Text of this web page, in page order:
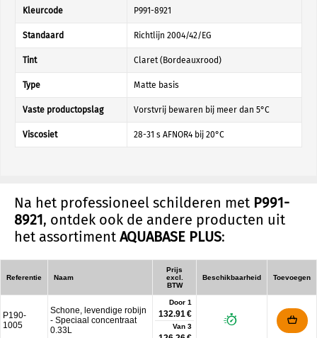
Kleurcode P991-8921
Standaard Richtlijn 2004/42/EG
Tint Claret (Bordeauxrood)
Type Matte basis
Vaste productopslag Vorstvrij bewaren bij meer dan 5°C
Viscosiet 28-31 s AFNOR4 bij 20°C
Na het professioneel schilderen met P991-
8921, ontdek ook de andere producten uit
het assortiment AQUABASE PLUS:
Referentie Naam
Prijs
excl.
BTW
Beschikbaarheid Toevoegen
P190-
1005
Schone, levendige robijn
- Speciaal concentraat
0.33L
Door 1
132.91 €
Van 3